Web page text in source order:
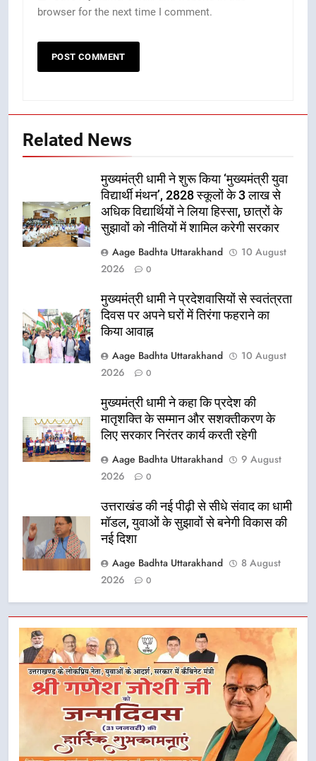
browser for the next time I comment.
Related News
मुख्यमंत्री धामी ने शुरू किया ‘मुख्यमंत्री युवा
विद्यार्थी मंथन’, 2828 स्कूलों के 3 लाख से
अधिक विद्यार्थियों ने लिया हिस्सा, छात्रों के
सुझावों को नीतियों में शामिल करेगी सरकार
Aage Badhta Uttarakhand
10 August
2026
0
मुख्यमंत्री धामी ने प्रदेशवासियों से स्वतंत्रता
दिवस पर अपने घरों में तिरंगा फहराने का
किया आवाह्न
Aage Badhta Uttarakhand
10 August
2026
0
मुख्यमंत्री धामी ने कहा कि प्रदेश की
मातृशक्ति के सम्मान और सशक्तीकरण के
लिए सरकार निरंतर कार्य करती रहेगी
Aage Badhta Uttarakhand
9 August
2026
0
उत्तराखंड की नई पीढ़ी से सीधे संवाद का धामी
मॉडल, युवाओं के सुझावों से बनेगी विकास की
नई दिशा
Aage Badhta Uttarakhand
8 August
2026
0